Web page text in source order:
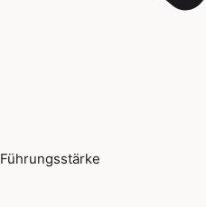
Führungsstärke